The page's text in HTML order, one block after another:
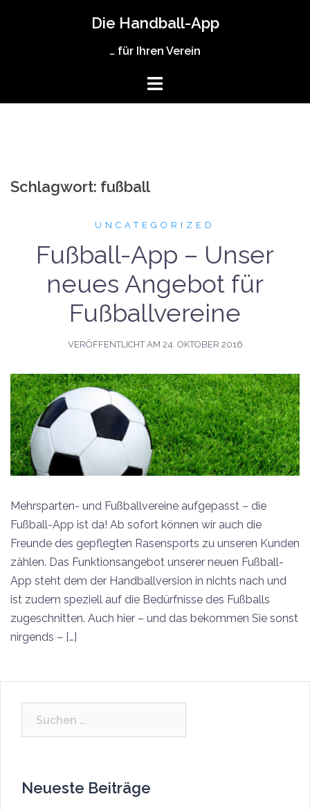
Die Handball-App
… für Ihren Verein
Schlagwort: fußball
UNCATEGORIZED
Fußball-App – Unser
neues Angebot für
Fußballvereine
VERÖFFENTLICHT AM 24. OKTOBER 2016
Mehrsparten- und Fußballvereine aufgepasst – die
Fußball-App ist da! Ab sofort können wir auch die
Freunde des gepflegten Rasensports zu unseren Kunden
zählen. Das Funktionsangebot unserer neuen Fußball-
App steht dem der Handballversion in nichts nach und
ist zudem speziell auf die Bedürfnisse des Fußballs
zugeschnitten. Auch hier – und das bekommen Sie sonst
nirgends – […]
Neueste Beiträge